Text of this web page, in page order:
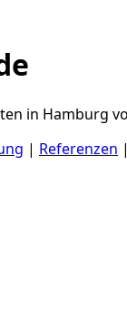
in Hamburg
| Referenzen |